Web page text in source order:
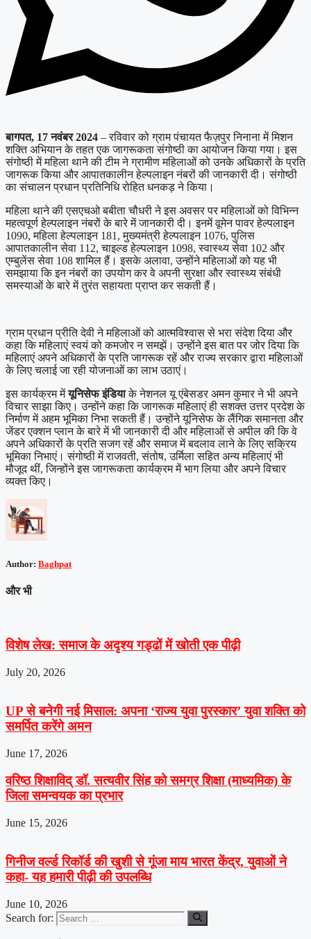
बागपत, 17 नवंबर 2024 – रविवार को ग्राम पंचायत फैज़पुर निनाना में मिशन
शक्ति अभियान के तहत एक जागरूकता संगोष्ठी का आयोजन किया गया। इस
संगोष्ठी में महिला थाने की टीम ने ग्रामीण महिलाओं को उनके अधिकारों के प्रति
जागरूक किया और आपातकालीन हेल्पलाइन नंबरों की जानकारी दी। संगोष्ठी
का संचालन प्रधान प्रतिनिधि रोहित धनकड़ ने किया।
महिला थाने की एसएचओ बबीता चौधरी ने इस अवसर पर महिलाओं को विभिन्न
महत्वपूर्ण हेल्पलाइन नंबरों के बारे में जानकारी दी। इनमें वूमेन पावर हेल्पलाइन
1090, महिला हेल्पलाइन 181, मुख्यमंत्री हेल्पलाइन 1076, पुलिस
आपातकालीन सेवा 112, चाइल्ड हेल्पलाइन 1098, स्वास्थ्य सेवा 102 और
एम्बुलेंस सेवा 108 शामिल हैं। इसके अलावा, उन्होंने महिलाओं को यह भी
समझाया कि इन नंबरों का उपयोग कर वे अपनी सुरक्षा और स्वास्थ्य संबंधी
समस्याओं के बारे में तुरंत सहायता प्राप्त कर सकती हैं।
ग्राम प्रधान प्रीति देवी ने महिलाओं को आत्मविश्वास से भरा संदेश दिया और
कहा कि महिलाएं स्वयं को कमजोर न समझें। उन्होंने इस बात पर जोर दिया कि
महिलाएं अपने अधिकारों के प्रति जागरूक रहें और राज्य सरकार द्वारा महिलाओं
के लिए चलाई जा रही योजनाओं का लाभ उठाएं।
इस कार्यक्रम मेंयूनिसेफ इंडियाके नेशनल यू एंबेसडर अमन कुमार ने भी अपने
विचार साझा किए। उन्होंने कहा कि जागरूक महिलाएं ही सशक्त उत्तर प्रदेश के
निर्माण में अहम भूमिका निभा सकती हैं। उन्होंने यूनिसेफ के लैंगिक समानता और
जेंडर एक्शन प्लान के बारे में भी जानकारी दी और महिलाओं से अपील की कि वे
अपने अधिकारों के प्रति सजग रहें और समाज में बदलाव लाने के लिए सक्रिय
भूमिका निभाएं। संगोष्ठी में राजवती, संतोष, उर्मिला सहित अन्य महिलाएं भी
मौजूद थीं, जिन्होंने इस जागरूकता कार्यक्रम में भाग लिया और अपने विचार
व्यक्त किए।
Author: Baghpat
और भी
विशेष लेख: समाज के अदृश्य गड्ढों में खोती एक पीढ़ी
July 20, 2026
UP से बनेगी नई मिसाल: अपना ‘राज्य युवा पुरस्कार’ युवा शक्ति को
समर्पित करेंगे अमन
June 17, 2026
वरिष्ठ शिक्षाविद् डॉ. सत्यवीर सिंह को समग्र शिक्षा (माध्यमिक) के
जिला समन्वयक का प्रभार
June 15, 2026
गिनीज वर्ल्ड रिकॉर्ड की खुशी से गूंजा माय भारत केंद्र, युवाओं ने
कहा- यह हमारी पीढ़ी की उपलब्धि
June 10, 2026
Search for: